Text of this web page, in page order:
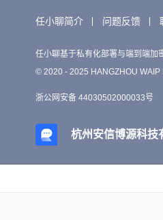
任小聊简介 问题反馈
任小聊基于私有化部署与端到端加
© 2020 - 2025 HANGZHOU
浙公网安备 44030502000033号
杭州安信博源科技